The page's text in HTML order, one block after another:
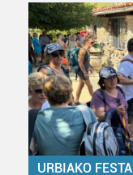
URBIAKO FESTA